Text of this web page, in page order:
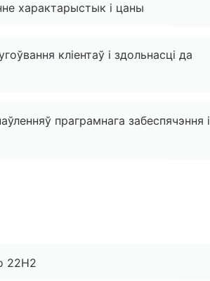
характарыстык і цаны
кліентаў і здольнасці да
праграмнага забеспячэння і
22H2